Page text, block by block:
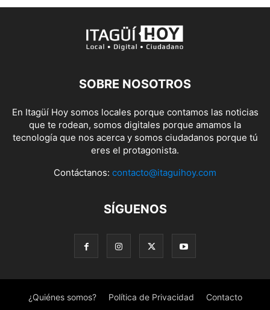
SOBRE NOSOTROS
En Itagüí Hoy somos locales porque contamos las noticias
que te rodean, somos digitales porque amamos la
tecnología que nos acerca y somos ciudadanos porque tú
eres el protagonista.
Contáctanos: contacto@itaguihoy.com
SÍGUENOS
¿Quiénes somos? Política de Privacidad Contacto